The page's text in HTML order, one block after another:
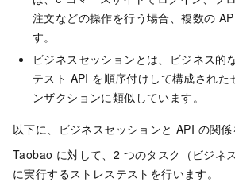
注文などの操作を行う場合、複数の
す。
ビジネスセッションとは、ビジネス的
テスト API を順序付けして構成された
ンザクションに類似しています。
以下に、ビジネスセッションと API の関係
Taobao に対して、2 つのタスク（ビジネ
に実行するストレステストを行います。